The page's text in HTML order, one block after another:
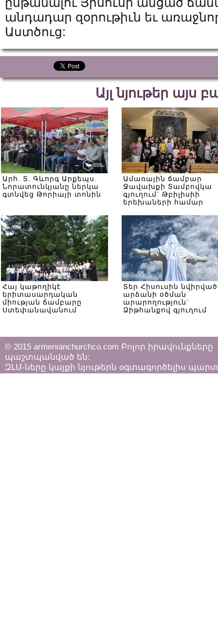
անդադար զօրութիւն եւ
Աստծուց:
Այլ նյութեր այս
Արհ. Տ. Գևորգ Արքեպս.
Նորատունկյանը ներկա
գտնվեց Թորիայի տոնին
Ամառային ճամբար
Ջավախքի Տամբովկա
գյուղում` Թբիլիսիի
երեխաների համար
Հայ կաթողիկէ
երիտասարդական
միության ճամբարը
Ստեփանավանում
Տեր Հիսուսին նվիրված
արձանի օծման
արարողություն`
Ձիթհանքով գյուղում
© 2015 armenianchurchco.com Բոլոր իրավունքները
պաշտպանված են:
ԶԼՄ-ները կայքի նյութերն օգտագործելիս